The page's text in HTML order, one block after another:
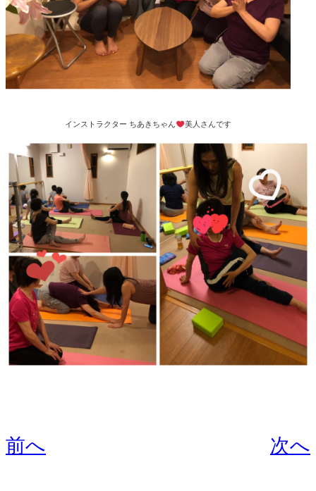
インストラクター ちあきちゃん 美人さんです
前へ 次へ